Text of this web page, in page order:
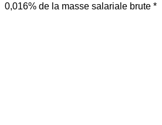
0,016% de la masse salariale brute *